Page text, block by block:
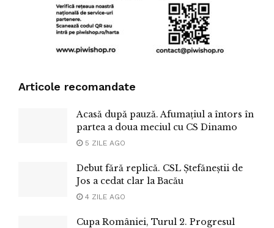
Articole recomandate
Acasă după pauză. Afumațiul a întors în
partea a doua meciul cu CS Dinamo
5 ZILE AGO
Debut fără replică. CSL Ștefăneștii de
Jos a cedat clar la Bacău
4 ZILE AGO
Cupa României, Turul 2. Progresul